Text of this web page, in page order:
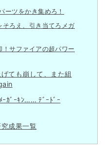
ーツをかき集めろ！
そろえ、引き当てろメガ
サファイアの超パワー
ても崩して、また組
ｰｶﾞｰｷﾝ…… ﾃﾞｰﾄﾞｰ
究成果一覧